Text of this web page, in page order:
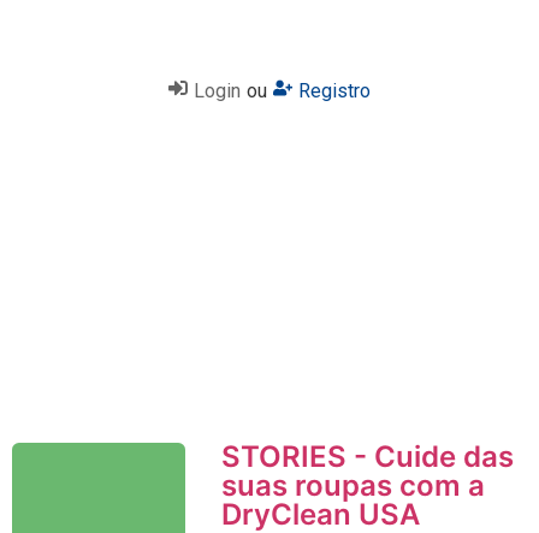
Login ou Registro
STORIES - Cuide das
suas roupas com a
DryClean USA